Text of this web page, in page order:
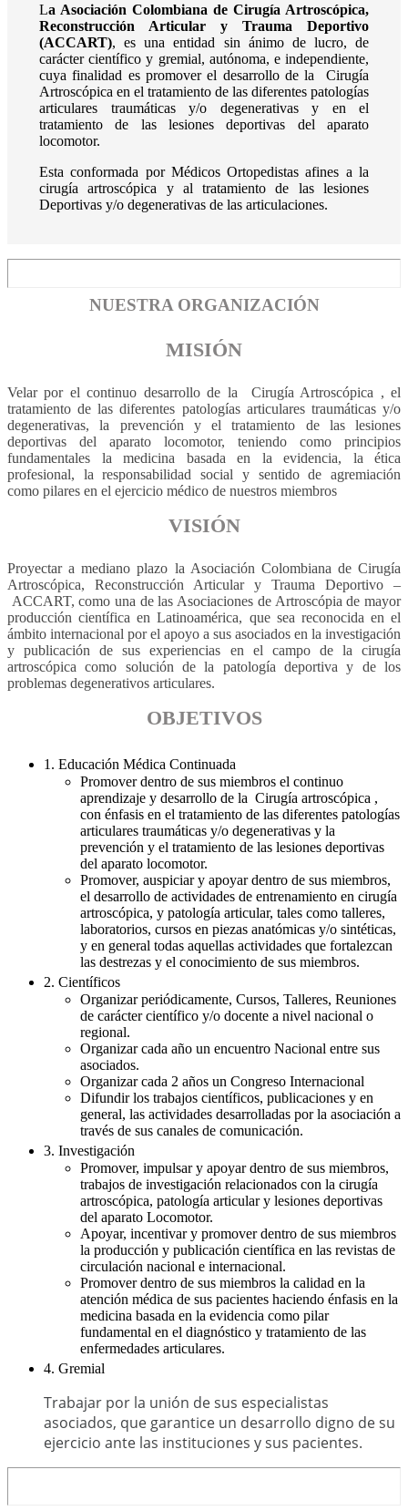
La Asociación Colombiana de Cirugía Artroscópica,
Reconstrucción Articular y Trauma Deportivo
(ACCART), es una entidad sin ánimo de lucro, de
carácter científico y gremial, autónoma, e independiente,
cuya finalidad es promover el desarrollo de la Cirugía
Artroscópica en el tratamiento de las diferentes patologías
articulares traumáticas y/o degenerativas y en el
tratamiento de las lesiones deportivas del aparato
locomotor.
Esta conformada por Médicos Ortopedistas afines a la
cirugía artroscópica y al tratamiento de las lesiones
Deportivas y/o degenerativas de las articulaciones.
NUESTRA ORGANIZACIÓN
MISIÓN
Velar por el continuo desarrollo de la Cirugía Artroscópica , el
tratamiento de las diferentes patologías articulares traumáticas y/o
degenerativas, la prevención y el tratamiento de las lesiones
deportivas del aparato locomotor, teniendo como principios
fundamentales la medicina basada en la evidencia, la ética
profesional, la responsabilidad social y sentido de agremiación
como pilares en el ejercicio médico de nuestros miembros
VISIÓN
Proyectar a mediano plazo la Asociación Colombiana de Cirugía
Artroscópica, Reconstrucción Articular y Trauma Deportivo –
ACCART, como una de las Asociaciones de Artroscópia de mayor
producción científica en Latinoamérica, que sea reconocida en el
ámbito internacional por el apoyo a sus asociados en la investigación
y publicación de sus experiencias en el campo de la cirugía
artroscópica como solución de la patología deportiva y de los
problemas degenerativos articulares.
OBJETIVOS
1. Educación Médica Continuada
Promover dentro de sus miembros el continuo
aprendizaje y desarrollo de la Cirugía artroscópica ,
con énfasis en el tratamiento de las diferentes patologías
articulares traumáticas y/o degenerativas y la
prevención y el tratamiento de las lesiones deportivas
del aparato locomotor.
Promover, auspiciar y apoyar dentro de sus miembros,
el desarrollo de actividades de entrenamiento en cirugía
artroscópica, y patología articular, tales como talleres,
laboratorios, cursos en piezas anatómicas y/o sintéticas,
y en general todas aquellas actividades que fortalezcan
las destrezas y el conocimiento de sus miembros.
2. Científicos
Organizar periódicamente, Cursos, Talleres, Reuniones
de carácter científico y/o docente a nivel nacional o
regional.
Organizar cada año un encuentro Nacional entre sus
asociados.
Organizar cada 2 años un Congreso Internacional
Difundir los trabajos científicos, publicaciones y en
general, las actividades desarrolladas por la asociación a
través de sus canales de comunicación.
3. Investigación
Promover, impulsar y apoyar dentro de sus miembros,
trabajos de investigación relacionados con la cirugía
artroscópica, patología articular y lesiones deportivas
del aparato Locomotor.
Apoyar, incentivar y promover dentro de sus miembros
la producción y publicación científica en las revistas de
circulación nacional e internacional.
Promover dentro de sus miembros la calidad en la
atención médica de sus pacientes haciendo énfasis en la
medicina basada en la evidencia como pilar
fundamental en el diagnóstico y tratamiento de las
enfermedades articulares.
4. Gremial
Trabajar por la unión de sus especialistas
asociados, que garantice un desarrollo digno de su
ejercicio ante las instituciones y sus pacientes.